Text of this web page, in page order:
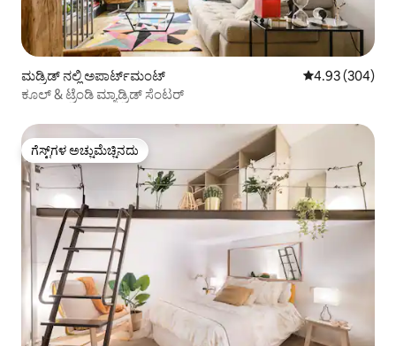
ಮಡ್ರಿಡ್ ನಲ್ಲಿ ಅಪಾರ್ಟ್‌ಮಂಟ್ 5 ರಲ್ಲಿ 4.93
4.93 (304)
ಕೂಲ್ & ಟ್ರೆಂಡಿ ಮ್ಯಾಡ್ರಿಡ್ ಸೆಂಟರ್
ಗೆಸ್ಟ್‌ಗಳ ಅಚ್ಚುಮೆಚ್ಚಿನದು
ಗೆಸ್ಟ್‌ಗಳ ಅಚ್ಚುಮೆಚ್ಚಿನದು